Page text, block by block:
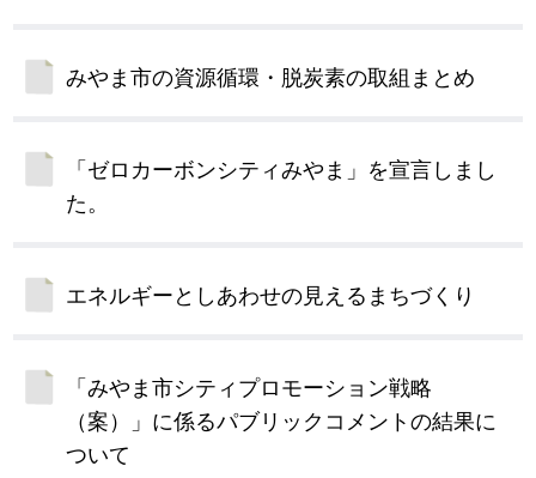
みやま市の資源循環・脱炭素の取組まとめ
「ゼロカーボンシティみやま」を宣言しまし
た。
エネルギーとしあわせの見えるまちづくり
「みやま市シティプロモーション戦略
（案）」に係るパブリックコメントの結果に
ついて